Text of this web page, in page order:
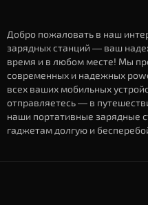
Добро пожаловать в наш
зарядных станций — ваш
время и в любом месте! Мы
современных и надежных
всех ваших мобильных
отправляетесь — в
наши портативные зарядные
гаджетам долгую и